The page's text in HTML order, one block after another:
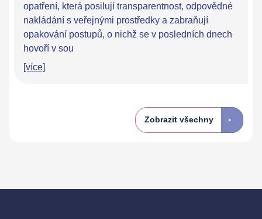
opatření, která posilují transparentnost, odpovědné
nakládání s veřejnými prostředky a zabraňují
opakování postupů, o nichž se v posledních dnech
hovoří v sou
[více]
Zobrazit všechny